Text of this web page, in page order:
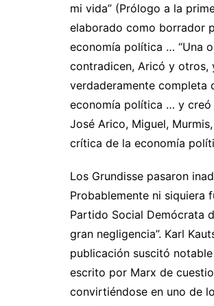
mi vida” (Prólogo a la
elaborado como borrador
economía política … “Una
contradicen, Aricó y otros,
verdaderamente completa
economía política … y creó
José Arico, Miguel,
crítica de la economía
Los Grundisse pasaron
Probablemente ni siquiera
Partido Social Demócrata
gran negligencia”. Karl
publicación suscitó
escrito por Marx de
convirtiéndose en uno de